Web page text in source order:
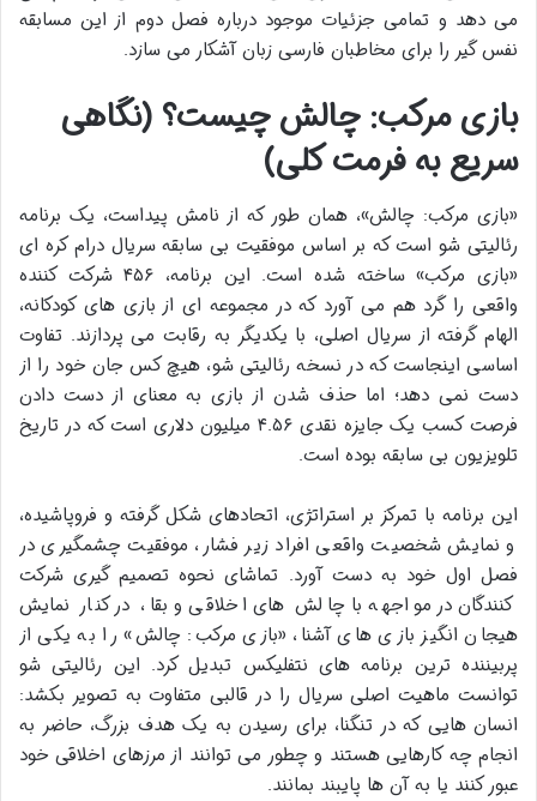
می دهد و تمامی جزئیات موجود درباره فصل دوم از این مسابقه
نفس گیر را برای مخاطبان فارسی زبان آشکار می سازد.
بازی مرکب: چالش چیست؟ (نگاهی
سریع به فرمت کلی)
«بازی مرکب: چالش»، همان طور که از نامش پیداست، یک برنامه
رئالیتی شو است که بر اساس موفقیت بی سابقه سریال درام کره ای
«بازی مرکب» ساخته شده است. این برنامه، ۴۵۶ شرکت کننده
واقعی را گرد هم می آورد که در مجموعه ای از بازی های کودکانه،
الهام گرفته از سریال اصلی، با یکدیگر به رقابت می پردازند. تفاوت
اساسی اینجاست که در نسخه رئالیتی شو، هیچ کس جان خود را از
دست نمی دهد؛ اما حذف شدن از بازی به معنای از دست دادن
فرصت کسب یک جایزه نقدی ۴.۵۶ میلیون دلاری است که در تاریخ
تلویزیون بی سابقه بوده است.
این برنامه با تمرکز بر استراتژی، اتحادهای شکل گرفته و فروپاشیده،
و نمایش شخصیت واقعی افراد زیر فشار، موفقیت چشمگیری در
فصل اول خود به دست آورد. تماشای نحوه تصمیم گیری شرکت
کنندگان در مواجهه با چالش های اخلاقی و بقا، در کنار نمایش
هیجان انگیز بازی های آشنا، «بازی مرکب: چالش» را به یکی از
پربیننده ترین برنامه های نتفلیکس تبدیل کرد. این رئالیتی شو
توانست ماهیت اصلی سریال را در قالبی متفاوت به تصویر بکشد:
انسان هایی که در تنگنا، برای رسیدن به یک هدف بزرگ، حاضر به
انجام چه کارهایی هستند و چطور می توانند از مرزهای اخلاقی خود
عبور کنند یا به آن ها پایبند بمانند.